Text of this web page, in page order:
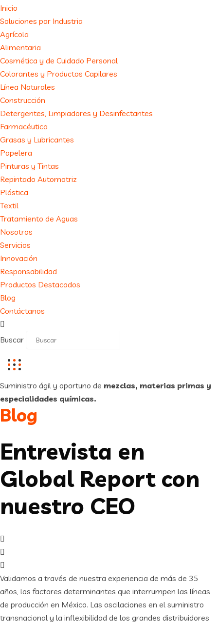
Inicio
Soluciones por Industria
Agrícola
Alimentaria
Cosmética y de Cuidado Personal
Colorantes y Productos Capilares
Línea Naturales
Construcción
Detergentes, Limpiadores y Desinfectantes
Farmacéutica
Grasas y Lubricantes
Papelera
Pinturas y Tintas
Repintado Automotriz
Plástica
Textil
Tratamiento de Aguas
Nosotros
Servicios
Innovación
Responsabilidad
Productos Destacados
Blog
Contáctanos
Buscar
Suministro ágil y oportuno de mezclas, materias primas y
especialidades químicas.
Blog
Entrevista en
Global Report con
nuestro CEO
Validamos a través de nuestra experiencia de más de 35
años, los factores determinantes que interrumpen las líneas
de producción en México. Las oscilaciones en el suministro
transnacional y la inflexibilidad de los grandes distribuidores